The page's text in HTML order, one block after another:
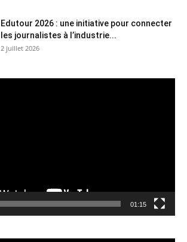
Edutour 2026 : une initiative pour connecter
les journalistes à l’industrie...
2 juillet 2026
01:15